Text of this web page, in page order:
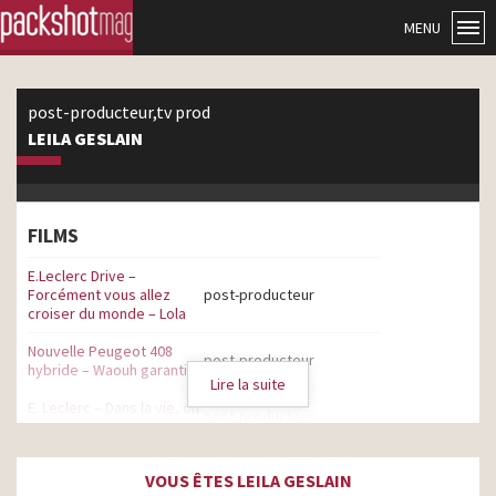
MENU
post-producteur,tv prod
LEILA GESLAIN
FILMS
E.Leclerc Drive –
Forcément vous allez
croiser du monde – Lola
post-producteur
Nouvelle Peugeot 408
hybride – Waouh garanti
post-producteur
E. Leclerc – Dans la vie, on
a tous des envies
Alain Afflelou – Incognito
post-producteur
Lire la suite
VOUS ÊTES LEILA GESLAIN